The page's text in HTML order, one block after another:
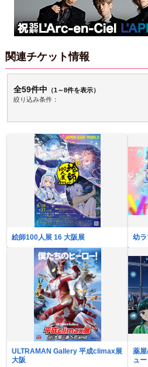
関連チケット情報
全59件中 （1～8件を表示）
絞り込み条件：
絵師100人展 16 大阪展 幼
ULTRAMAN Gallery 平成climax展
大阪
薬
ュ